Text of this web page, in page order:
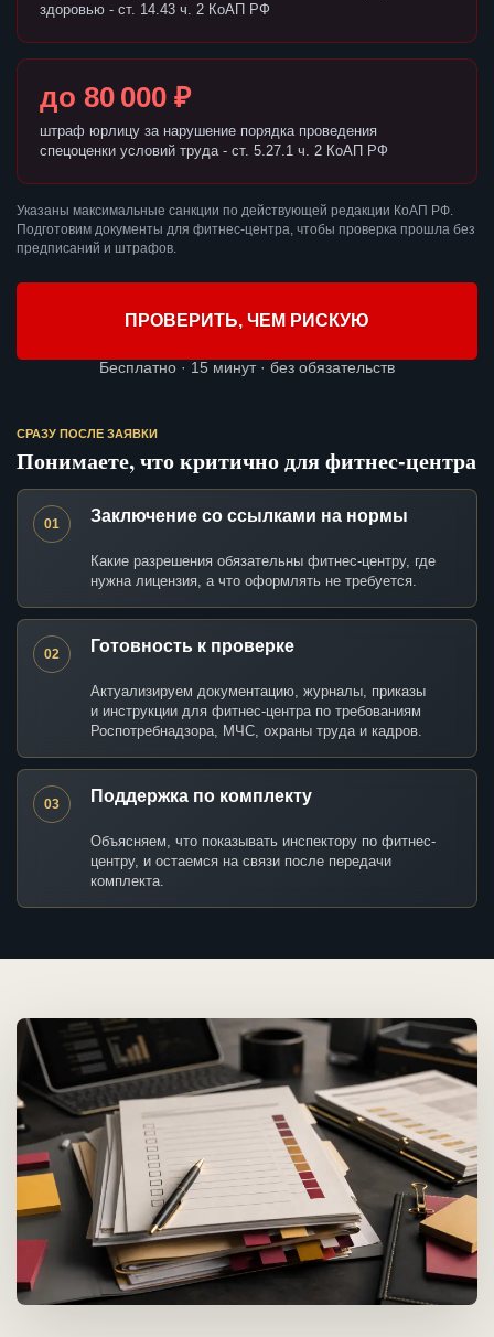
здоровью - ст. 14.43 ч. 2 КоАП РФ
до 80 000 ₽
штраф юрлицу за нарушение порядка проведения
спецоценки условий труда - ст. 5.27.1 ч. 2 КоАП РФ
Указаны максимальные санкции по действующей редакции КоАП РФ.
Подготовим документы для фитнес-центра, чтобы проверка прошла без
предписаний и штрафов.
ПРОВЕРИТЬ, ЧЕМ РИСКУЮ
Бесплатно · 15 минут · без обязательств
СРАЗУ ПОСЛЕ ЗАЯВКИ
Понимаете, что критично для фитнес-центра
01 Заключение со ссылками на нормы
Какие разрешения обязательны фитнес-центру, где
нужна лицензия, а что оформлять не требуется.
02 Готовность к проверке
Актуализируем документацию, журналы, приказы
и инструкции для фитнес-центра по требованиям
Роспотребнадзора, МЧС, охраны труда и кадров.
03 Поддержка по комплекту
Объясняем, что показывать инспектору по фитнес-
центру, и остаемся на связи после передачи
комплекта.